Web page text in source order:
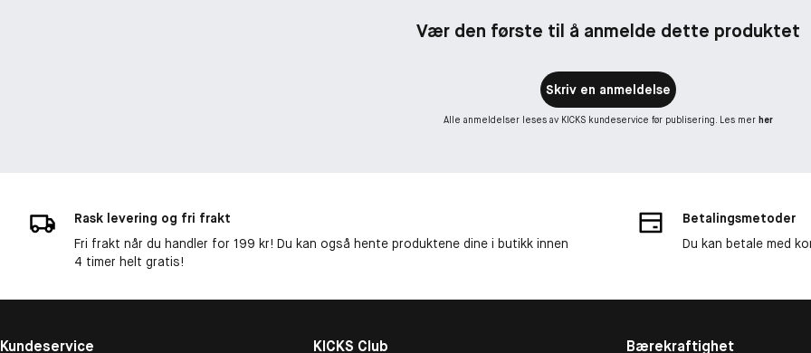
Vær den første til å anmelde dette produktet
Skriv en anmeldelse
Alle anmeldelser leses av KICKS kundeservice før publisering. Les mer her
Rask levering og fri frakt
Fri frakt når du handler for 199 kr! Du kan også hente produktene dine i butikk innen
4 timer helt gratis!
Betalingsmetoder
Du kan betale med
Kundeservice KICKS Club Bærekraftighet